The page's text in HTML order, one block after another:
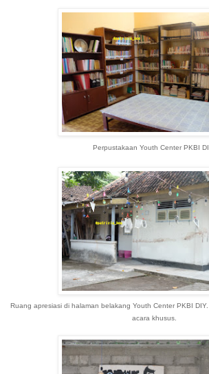
Perpustakaan Youth Center PKBI
Ruang apresiasi di halaman belakang Youth Center PKBI
acara khusus.